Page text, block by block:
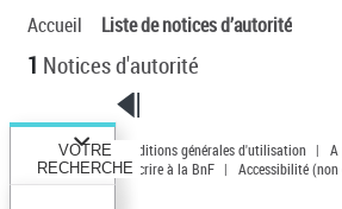
Accueil Liste de notices d’autorité
1 Notices d'autorité
VOTRE
RECHERCHE
Conditions générales d'utilisation | A
| Écrire à la BnF | Accessibilité